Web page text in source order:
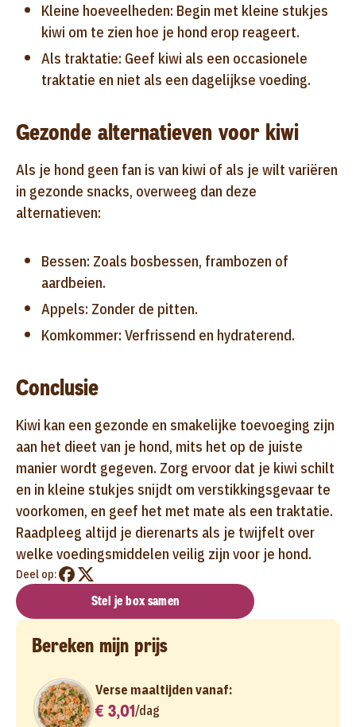
Kleine hoeveelheden: Begin met kleine stukjes
kiwi om te zien hoe je hond erop reageert.
Als traktatie: Geef kiwi als een occasionele
traktatie en niet als een dagelijkse voeding.
Gezonde alternatieven voor kiwi
Als je hond geen fan is van kiwi of als je wilt variëren
in gezonde snacks, overweeg dan deze
alternatieven:
Bessen: Zoals bosbessen, frambozen of
aardbeien.
Appels: Zonder de pitten.
Komkommer: Verfrissend en hydraterend.
Conclusie
Kiwi kan een gezonde en smakelijke toevoeging zijn
aan het dieet van je hond, mits het op de juiste
manier wordt gegeven. Zorg ervoor dat je kiwi schilt
en in kleine stukjes snijdt om verstikkingsgevaar te
voorkomen, en geef het met mate als een traktatie.
Raadpleeg altijd je dierenarts als je twijfelt over
welke voedingsmiddelen veilig zijn voor je hond.
Deel op:
Stel je box samen
Bereken mijn prijs
Verse maaltijden vanaf:
€ 3,01/dag